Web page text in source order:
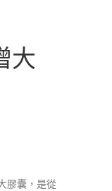
大
膠囊，是從